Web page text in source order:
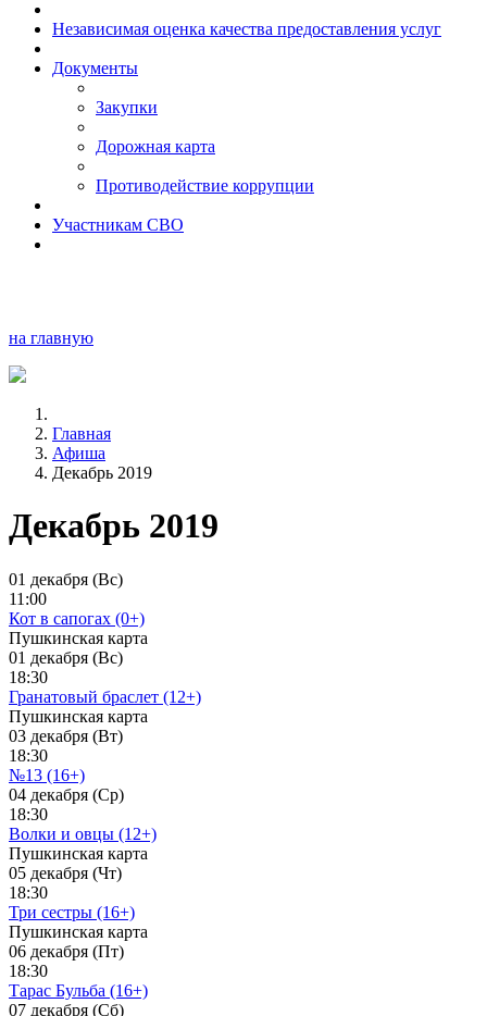
Независимая оценка качества предоставления услуг
Документы
Закупки
Дорожная карта
Противодействие коррупции
Участникам СВО
на главную
Главная
Афиша
Декабрь 2019
Декабрь 2019
01 декабря (Вс)
11:00
Кот в сапогах (0+)
Пушкинская карта
01 декабря (Вс)
18:30
Гранатовый браслет (12+)
Пушкинская карта
03 декабря (Вт)
18:30
№13 (16+)
04 декабря (Ср)
18:30
Волки и овцы (12+)
Пушкинская карта
05 декабря (Чт)
18:30
Три сестры (16+)
Пушкинская карта
06 декабря (Пт)
18:30
Тарас Бульба (16+)
07 декабря (Сб)